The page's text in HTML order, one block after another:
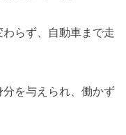
らず、自動車まで走
を与えられ、働かず